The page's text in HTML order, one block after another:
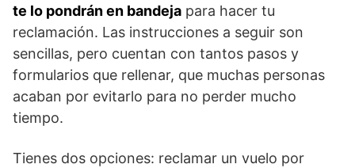
te lo pondrán en bandeja para hacer tu
reclamación. Las instrucciones a seguir son
sencillas, pero cuentan con tantos pasos y
formularios que rellenar, que muchas personas
acaban por evitarlo para no perder mucho
tiempo.
Tienes dos opciones: reclamar un vuelo por